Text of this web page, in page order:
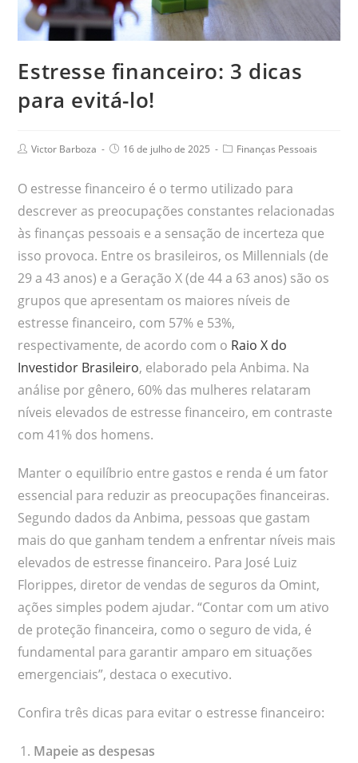
Estresse financeiro: 3 dicas
para evitá-lo!
Victor Barboza 16 de julho de 2025 Finanças Pessoais
O estresse financeiro é o termo utilizado para
descrever as preocupações constantes relacionadas
às finanças pessoais e a sensação de incerteza que
isso provoca. Entre os brasileiros, os Millennials (de
29 a 43 anos) e a Geração X (de 44 a 63 anos) são os
grupos que apresentam os maiores níveis de
estresse financeiro, com 57% e 53%,
respectivamente, de acordo com o Raio X do
Investidor Brasileiro, elaborado pela Anbima. Na
análise por gênero, 60% das mulheres relataram
níveis elevados de estresse financeiro, em contraste
com 41% dos homens.
Manter o equilíbrio entre gastos e renda é um fator
essencial para reduzir as preocupações financeiras.
Segundo dados da Anbima, pessoas que gastam
mais do que ganham tendem a enfrentar níveis mais
elevados de estresse financeiro. Para José Luiz
Florippes, diretor de vendas de seguros da Omint,
ações simples podem ajudar. “Contar com um ativo
de proteção financeira, como o seguro de vida, é
fundamental para garantir amparo em situações
emergenciais”, destaca o executivo.
Confira três dicas para evitar o estresse financeiro:
Mapeie as despesas